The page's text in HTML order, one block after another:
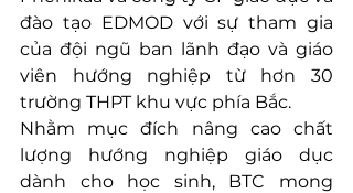
đào tạo EDMOD với sự tham gia
của đội ngũ ban lãnh đạo và giáo
viên hướng nghiệp từ hơn 30
trường THPT khu vực phía Bắc.
Nhằm mục đích nâng cao chất
lượng hướng nghiệp giáo dục
dành cho học sinh, BTC mong